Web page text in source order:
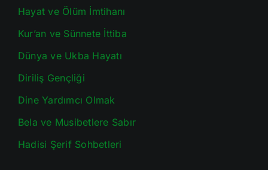
Hayat ve Ölüm İmtihanı
Kur’an ve Sünnete İttiba
Dünya ve Ukba Hayatı
Diriliş Gençliği
Dine Yardımcı Olmak
Bela ve Musibetlere Sabır
Hadisi Şerif Sohbetleri